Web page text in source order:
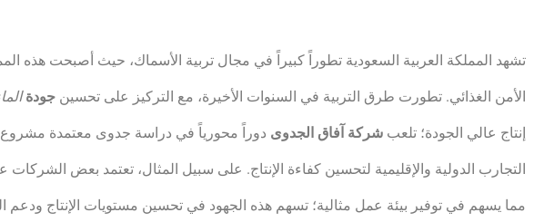
تشهد المملكة العربية السعودية تطوراً كبيراً في مجال تربية الأسماك، حيث أصبحت هذه
الأمن الغذائي. تطورت طرق التربية في السنوات الأخيرة، مع التركيز على تحسينجودة
إنتاج عالي الجودة؛ تلعبشركة آفاق الجدوى دوراً محورياً في دراسة جدوى معتمدة
التجارب الدولية والإقليمية لتحسين كفاءة الإنتاج. على سبيل المثال، تعتمد بعض
مما يسهم في توفير بيئة عمل مثالية؛ تسهم هذه الجهود في تحسين مستويات الإنتاج ودعم